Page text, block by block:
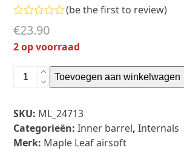
Gewaardeerd
0
uit
5
(be the first to review)
€23.90
2 op voorraad
6.04
Barrel
for
GBB
Toevoegen aan winkelwagen
SKU: ML_24713
Categorieën:Inner barrel,Internals
Merk: Maple Leaf airsoft